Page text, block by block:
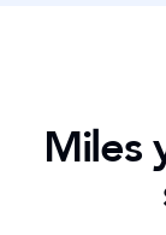
Miles